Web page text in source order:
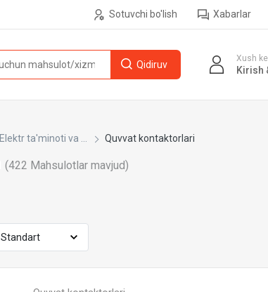
Sotuvchi bo'lish Xabarlar
Xush
Kirish
Elektr ta'minoti va ... Quvvat kontaktorlari
(422 Mahsulotlar mavjud)